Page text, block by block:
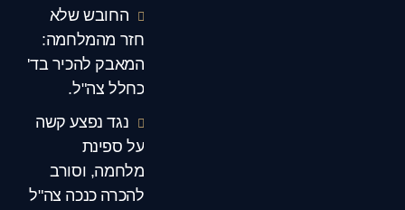
החובש שלא
חזר מהמלחמה:
המאבק להכיר בד'
כחלל צה"ל.
נגד נפצע קשה
על ספינת
מלחמה, וסורב
להכרה כנכה צה"ל